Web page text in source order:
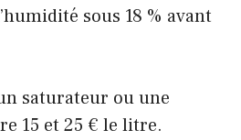
sous 18 % avant
saturateur ou une
15 et 25 € le litre.